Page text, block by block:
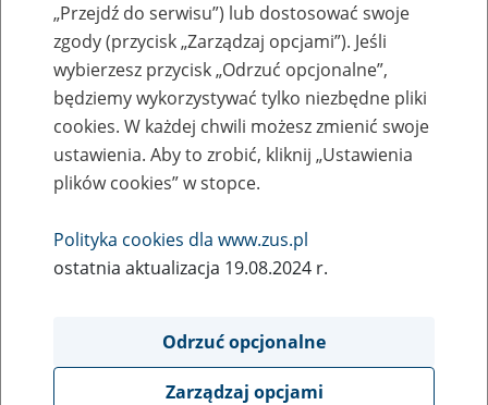
Zaproś ZUS do siebie - zakładanie profili
eZUS w siedzibie Twojej firmy
Rodzaj wydarzenia
Szkolenia
Obszar merytoryczny
obsługa klientów
„Przejdź do serwisu”) lub dostosować swoje
zgody (przycisk „Zarządzaj opcjami”). Jeśli
wybierzesz przycisk „Odrzuć opcjonalne”,
będziemy wykorzystywać tylko niezbędne pliki
cookies. W każdej chwili możesz zmienić swoje
ustawienia. Aby to zrobić, kliknij „Ustawienia
plików cookies” w stopce.
Polityka cookies dla www.zus.pl
ostatnia aktualizacja 19.08.2024 r.
Odrzuć opcjonalne
Zarządzaj opcjami